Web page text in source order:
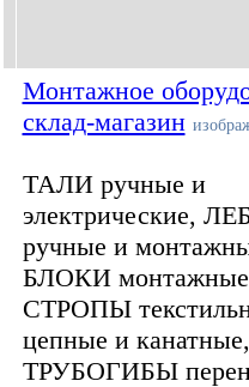
Монтажное
склад-магазин
ТАЛИ ручные и
электрические,
ручные и
БЛОКИ
СТРОПЫ
цепные и канатные,
ТРУБОГИБЫ